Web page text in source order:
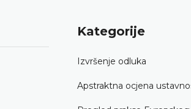
Kategorije
Izvršenje odluka
Apstraktna ocjena